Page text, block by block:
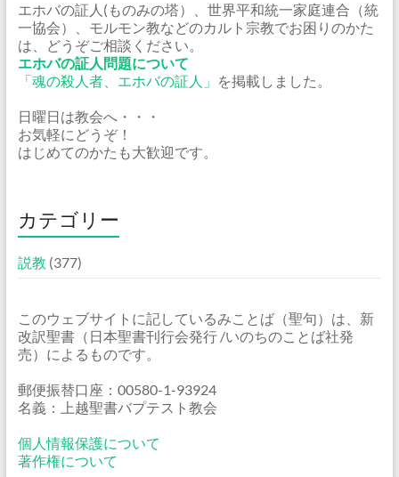
エホバの証人(ものみの塔）、世界平和統一家庭連合（統
一協会）、モルモン教などのカルト宗教でお困りのかた
は、どうぞご相談ください。
エホバの証人問題について
「魂の殺人者、エホバの証人」 を掲載しました。
日曜日は教会へ・・・
お気軽にどうぞ！
はじめてのかたも大歓迎です。
カテゴリー
説教 (377)
このウェブサイトに記しているみことば（聖句）は、新
改訳聖書（日本聖書刊行会発行 /いのちのことば社発
売）によるものです。
郵便振替口座：00580-1-93924
名義：上越聖書バプテスト教会
個人情報保護について
著作権について